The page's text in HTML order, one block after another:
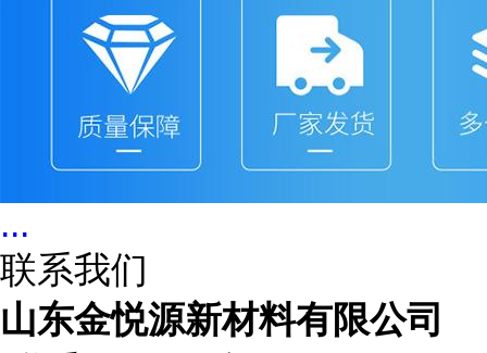
...
联系我们
山东金悦源新材料有限公司